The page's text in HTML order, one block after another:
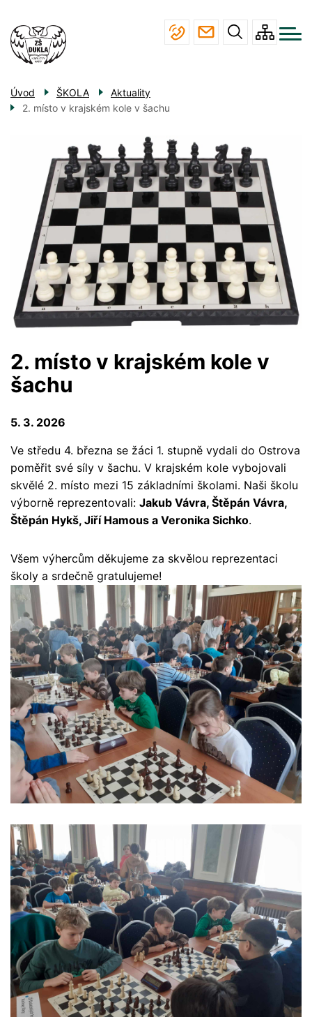
hlavnímu
obsahu
navigace
STUDIUM
ÚŘEDNÍ DESKA
Úvod ŠKOLA
Aktuality
2. místo v krajském kole v šachu
2. místo v krajském kole v
šachu
5. 3. 2026
Ve středu 4. března se žáci 1. stupně vydali do Ostrova
poměřit své síly v šachu. V krajském kole vybojovali
skvělé 2. místo mezi 15 základními školami. Naši školu
výborně reprezentovali: Jakub Vávra, Štěpán Vávra,
Štěpán Hykš, Jiří Hamous a Veronika Sichko.
Všem výhercům děkujeme za skvělou reprezentaci
školy a srdečně gratulujeme!